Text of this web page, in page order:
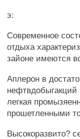
э:
Современное
отдыха
зайоне имеются
Аплерон в
нефтвдобыгакций
легкая
прошетленными
Высокоразвито?